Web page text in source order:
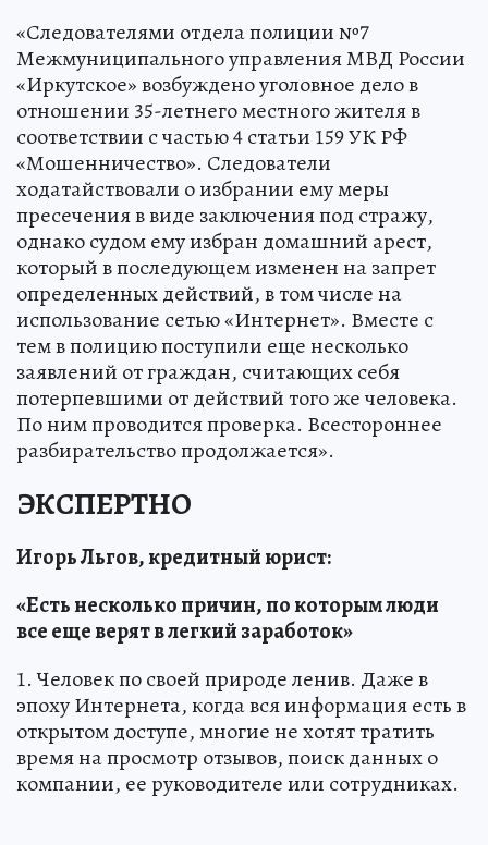
«Следователями отдела полиции №7
Межмуниципального управления МВД России
«Иркутское» возбуждено уголовное дело в
отношении 35-летнего местного жителя в
соответствии с частью 4 статьи 159 УК РФ
«Мошенничество». Следователи
ходатайствовали о избрании ему меры
пресечения в виде заключения под стражу,
однако судом ему избран домашний арест,
который в последующем изменен на запрет
определенных действий, в том числе на
использование сетью «Интернет». Вместе с
тем в полицию поступили еще несколько
заявлений от граждан, считающих себя
потерпевшими от действий того же человека.
По ним проводится проверка. Всестороннее
разбирательство продолжается».
ЭКСПЕРТНО
Игорь Льгов, кредитный юрист:
«Есть несколько причин, по которым люди
все еще верят в легкий заработок»
1. Человек по своей природе ленив. Даже в
эпоху Интернета, когда вся информация есть в
открытом доступе, многие не хотят тратить
время на просмотр отзывов, поиск данных о
компании, ее руководителе или сотрудниках.